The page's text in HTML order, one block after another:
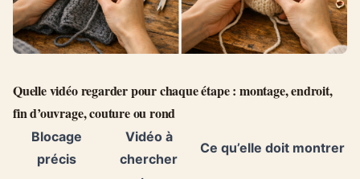
Quelle vidéo regarder pour chaque étape : montage, endroit,
fin d’ouvrage, couture ou rond
Blocage
précis
Vidéo à
chercher
Ce qu’elle doit montrer